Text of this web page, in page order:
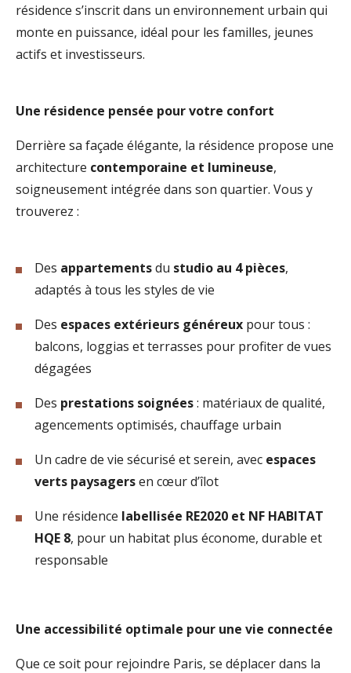
résidence s’inscrit dans un environnement urbain qui
monte en puissance, idéal pour les familles, jeunes
actifs et investisseurs.
Une résidence pensée pour votre confort
Derrière sa façade élégante, la résidence propose une
architecture contemporaine et lumineuse,
soigneusement intégrée dans son quartier. Vous y
trouverez :
Des appartementsdu studio au 4 pièces,
adaptés à tous les styles de vie
Des espaces extérieurs généreux pour tous :
balcons, loggias et terrasses pour profiter de vues
dégagées
Des prestations soignées: matériaux de qualité,
agencements optimisés, chauffage urbain
Un cadre de vie sécurisé et serein, avec espaces
verts paysagersen cœur d’îlot
Une résidence labellisée RE2020 et NF HABITAT
HQE 8, pour un habitat plus économe, durable et
responsable
Une accessibilité optimale pour une vie connectée
Que ce soit pour rejoindre Paris, se déplacer dans la